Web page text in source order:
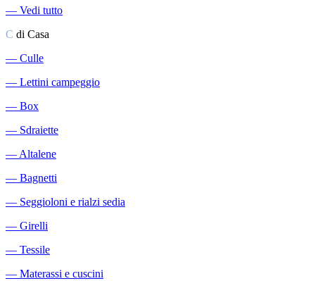
― Vedi tutto
C di Casa
― Culle
― Lettini campeggio
― Box
― Sdraiette
―Altalene
― Bagnetti
― Seggioloni e rialzi sedia
― Girelli
― Tessile
― Materassi e cuscini